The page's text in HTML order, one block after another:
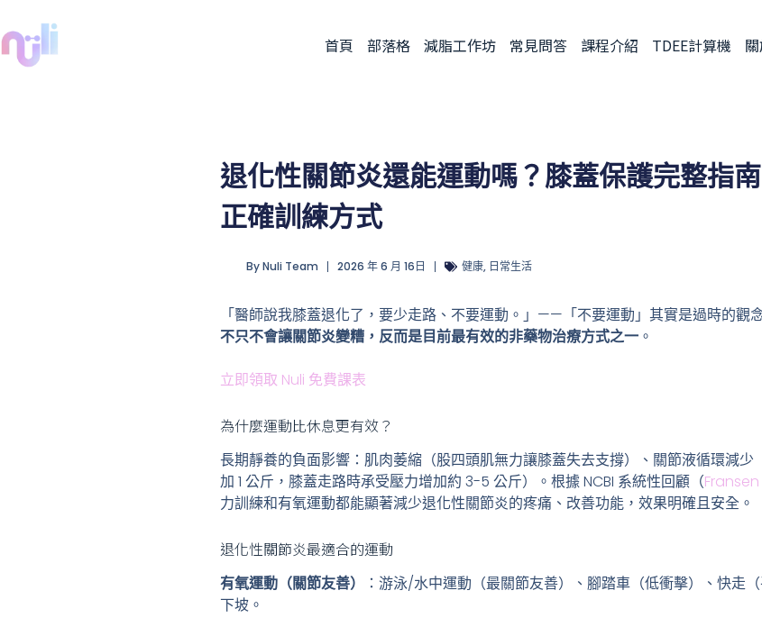
首頁 部落格 減脂工作坊 常見問答 課程介紹 TDEE計算機
退化性關節炎還能運動嗎？膝蓋保護完整指
正確訓練方式
ByNuli Team 2026 年 6 月 16日 健康, 日常生活
「醫師說我膝蓋退化了，要少走路、不要運動。」——「不要運動」其實是過時的觀
不只不會讓關節炎變糟，反而是目前最有效的非藥物治療方式之一 。
立即領取 Nuli 免費課表
為什麼運動比休息更有效？
長期靜養的負面影響：肌肉萎縮（股四頭肌無力讓膝蓋失去支撐）、關節液循環減
加 1 公斤，膝蓋走路時承受壓力增加約 3-5 公斤）。根據 NCBI 系統性回顧（Fransen
力訓練和有氧運動都能顯著減少退化性關節炎的疼痛、改善功能，效果明確且安全。
退化性關節炎最適合的運動
有氧運動（關節友善）
：游泳/水中運動（最關節友善）、腳踏車（低衝擊）、快走
下坡。